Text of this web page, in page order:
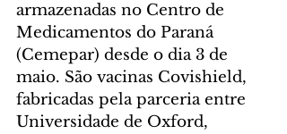
armazenadas no Centro de
Medicamentos do Paraná
(Cemepar) desde o dia 3 de
maio. São vacinas Covishield,
fabricadas pela parceria entre
Universidade de Oxford,